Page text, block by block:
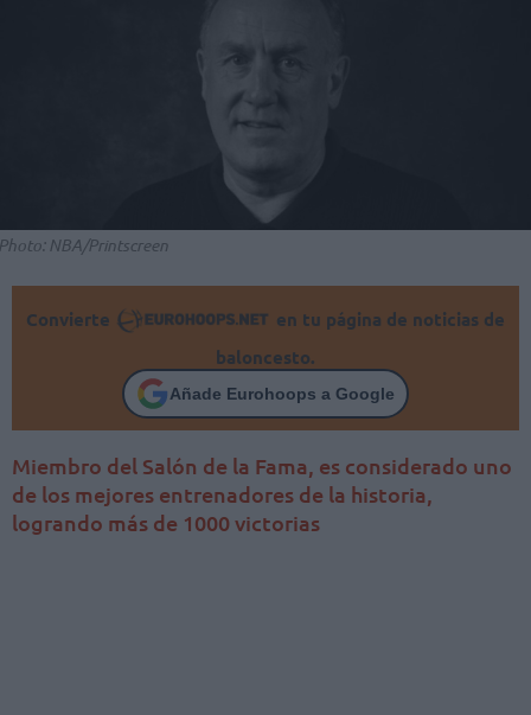
NBA/Printscreen
Convierte
en tu página de noticias de
baloncesto.
Añade Eurohoops a Google
Miembro del Salón de la Fama, es considerado uno
de los mejores entrenadores de la historia,
logrando más de 1000 victorias